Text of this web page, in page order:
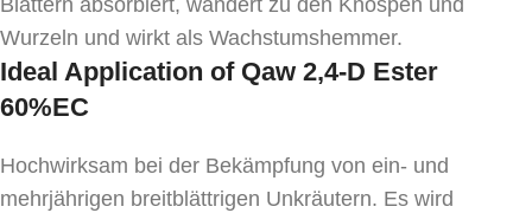
Blättern absorbiert, wandert zu den Knospen und
Wurzeln und wirkt als Wachstumshemmer.
Ideal Application of Qaw 2,4-D Ester
60%EC
Hochwirksam bei der Bekämpfung von ein- und
mehrjährigen breitblättrigen Unkräutern. Es wird